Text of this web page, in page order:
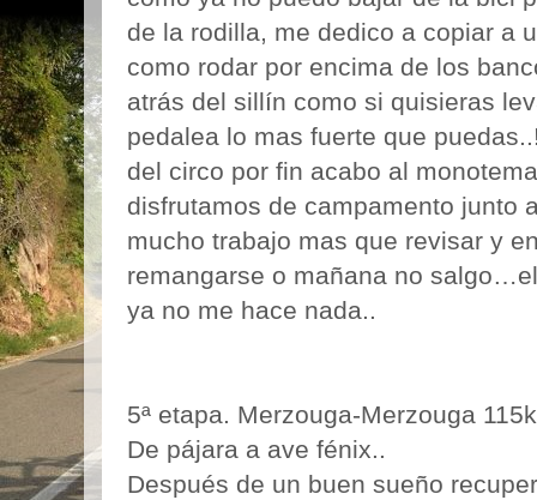
de la rodilla, me dedico a copiar a
como rodar por encima de los
atrás del sillín como si quisieras
pedalea lo mas fuerte que
del circo por fin acabo al
disfrutamos de campamento junto
mucho trabajo mas que revisar y
remangarse o mañana no
ya no me hace nada..
5ª etapa. Merzouga-Merzouga
De pájara a ave fénix..
Después de un buen sueño